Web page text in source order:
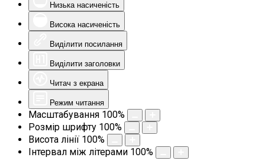
Низька насиченість
Висока насиченість
Виділити посилання
Виділити заголовки
Читач з екрана
Режим читання
Масштабування 100%
Розмір шрифту 100%
Висота лінії 100%
Інтервал між літерами 100%